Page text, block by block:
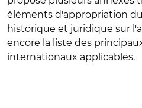
éléments d'appropriation
historique et juridique sur
encore la liste des
internationaux applicables.